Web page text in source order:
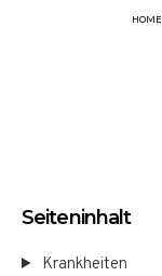
HOME
Seiteninhalt
Krankheiten